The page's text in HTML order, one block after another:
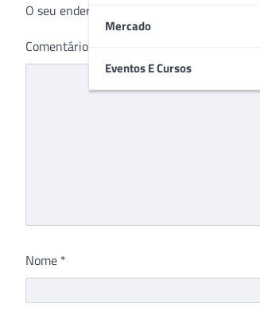
Mercado
Eventos E Cursos
O seu endereço de e-mail não será publicado.
Comentário
Nome *